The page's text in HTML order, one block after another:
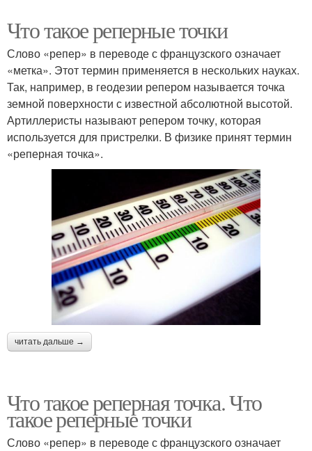
Что такое реперные точки
Слово «репер» в переводе с французского означает
«метка». Этот термин применяется в нескольких науках.
Так, например, в геодезии репером называется точка
земной поверхности с известной абсолютной высотой.
Артиллеристы называют репером точку, которая
используется для пристрелки. В физике принят термин
«реперная точка».
читать дальше →
Что такое реперная точка. Что
такое реперные точки
Слово «репер» в переводе с французского означает